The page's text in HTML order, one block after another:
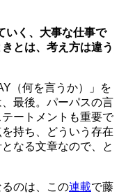
いく、大事な仕事で
とは、考え方は違う
（何を言うか）」を
最後。パーパスの言
ートメントも重要で
持ち、どういう存在
なる文章なので、と
るのは、この連載で藤